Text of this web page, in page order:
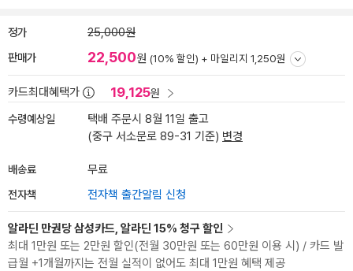
정가 25,000원
판매가 22,500원 (10% 할인) + 마일리지 1,250원
카드최대혜택가 19,125원
수령예상일
택배 주문시 8월 11일 출고
(중구 서소문로 89-31 기준) 변경
배송료 무료
전자책 전자책 출간알림 신청
알라딘 만권당 삼성카드, 알라딘 15% 청구 할인
최대 1만원 또는 2만원 할인(전월 30만원 또는 60만원 이용 시) / 카드 발
급월 +1개월까지는 전월 실적이 없어도 최대 1만원 혜택 제공